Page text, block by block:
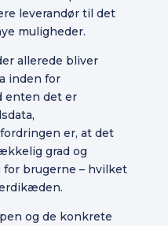
leverandør til det
muligheder.
allerede bliver
inden for
enten det er
er, at det
grad og
brugerne – hvilket
og de konkrete